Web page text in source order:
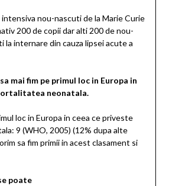
nou-nascuti de la Marie Curie
200 de copii dar alti 200 de nou-
la internare din cauza lipsei acute a
mai fim pe primul loc in Europa in
neonatala.
loc in Europa in ceea ce priveste
9 (WHO, 2005) (12% dupa alte
sa fim primii in acest clasament si
poate